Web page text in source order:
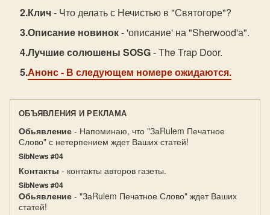
Клич- Что делать с Нечистью в "Святогоре"?
Описание новинок- 'описание' на "Sherwood'а".
Лучшие солюшены SOSG- The Trap Door.
Анонс- В следующем номере ожидаются.
ОБЪЯВЛЕНИЯ И РЕКЛАМА
Обьявление - Напоминаю, что "ЗаRulem Печатное
Слово" с нетерпением ждет Ваших статей!
SibNews #04
Контакты - контакты авторов газеты.
SibNews #04
Обьявление - "ЗаRulem Печатное Слово" ждет Ваших
статей!